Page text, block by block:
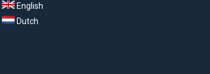
English
Dutch